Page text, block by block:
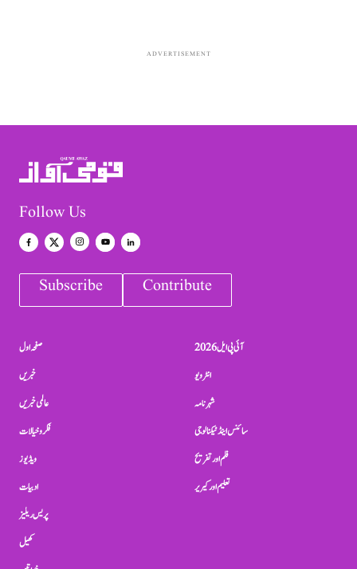
ADVERTISEMENT
Follow Us
Subscribe Contribute
صفحہ اول
خبریں
عالمی خبریں
فکر و خیالات
ویڈیوز
ادبیات
پریس ریلیز
کھیل
آئی پی ایل 2026
انٹرویو
شہرنامہ
سائنس اینڈ ٹیکنالوجی
فلم اور تفریح
تعلیم اور کیریر